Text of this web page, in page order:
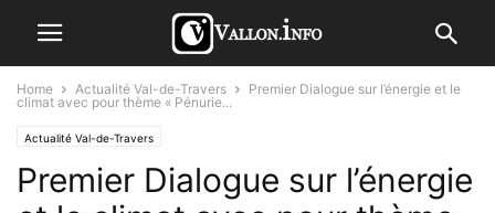
Home Actualité Val-de-Travers
Premier Dialogue sur l’énergie et le
climat avec pour thème « Pénurie...
Actualité Val-de-Travers
Premier Dialogue sur l’énergie